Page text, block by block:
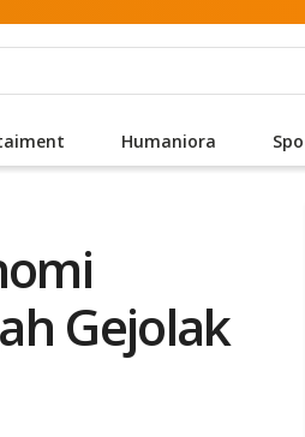
Humaniora
Gejolak